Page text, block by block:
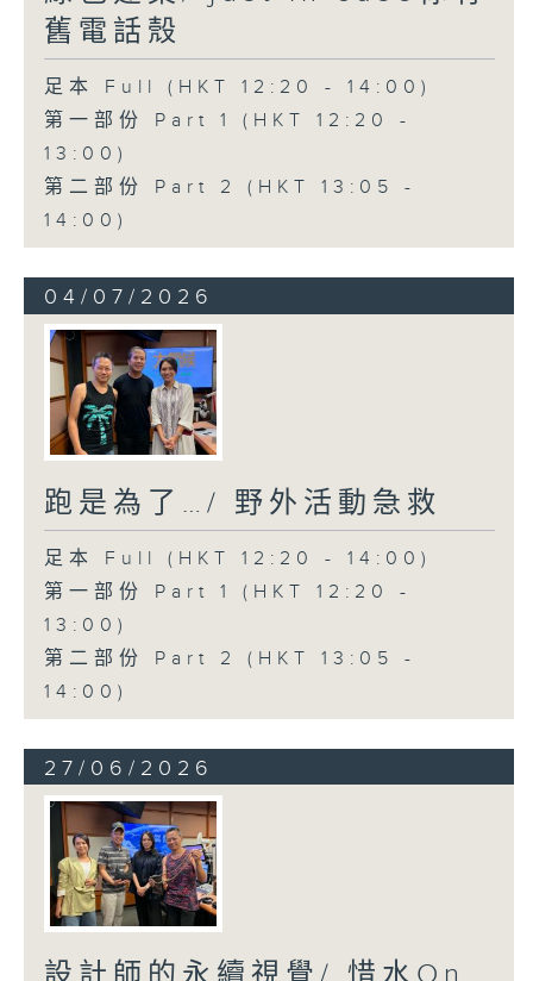
舊電話殼
足本 Full (HKT 12:20 - 14:00)
第一部份 Part 1 (HKT 12:20 -
13:00)
第二部份 Part 2 (HKT 13:05 -
14:00)
04/07/2026
跑是為了…/ 野外活動急救
足本 Full (HKT 12:20 - 14:00)
第一部份 Part 1 (HKT 12:20 -
13:00)
第二部份 Part 2 (HKT 13:05 -
14:00)
27/06/2026